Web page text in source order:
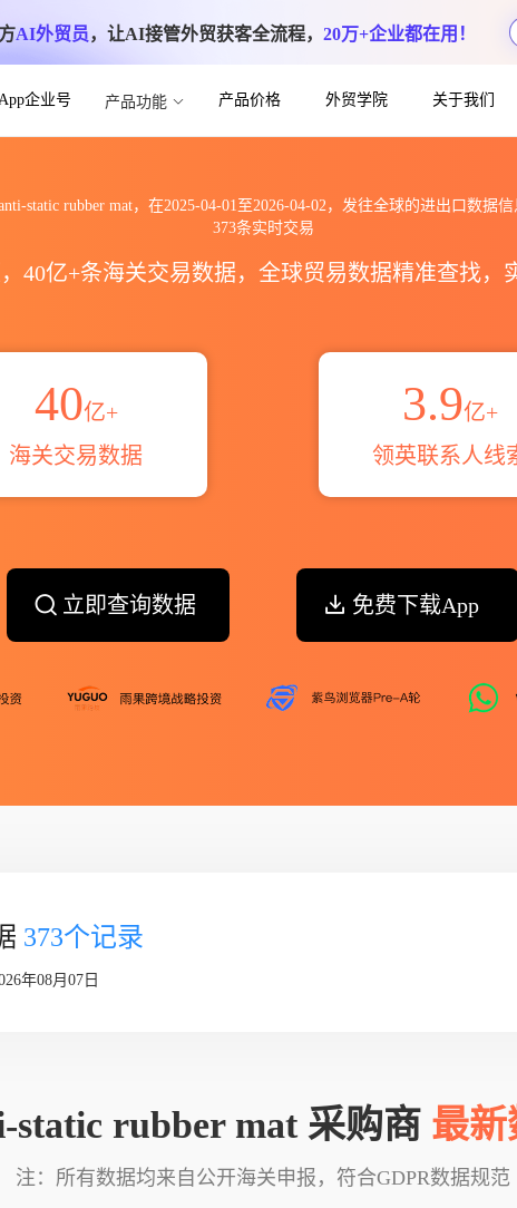
AI外贸员，让AI接管外贸获客全流程， 20万+企业都在用！
企业号 产品功能 产品价格 外贸学院 关于我们
static rubber mat，在2025-04-01至2026-04-02，发往全球的进出口数据
373条实时交易
40亿+条海关交易数据，全球贸易数据精准查找，
40亿+
海关交易数据
3.9亿+
领英联系人线
立即查询数据 免费下载App
373个记录
年08月07日
static rubber mat 采购商 最新
注：所有数据均来自公开海关申报，符合GDPR数据规范